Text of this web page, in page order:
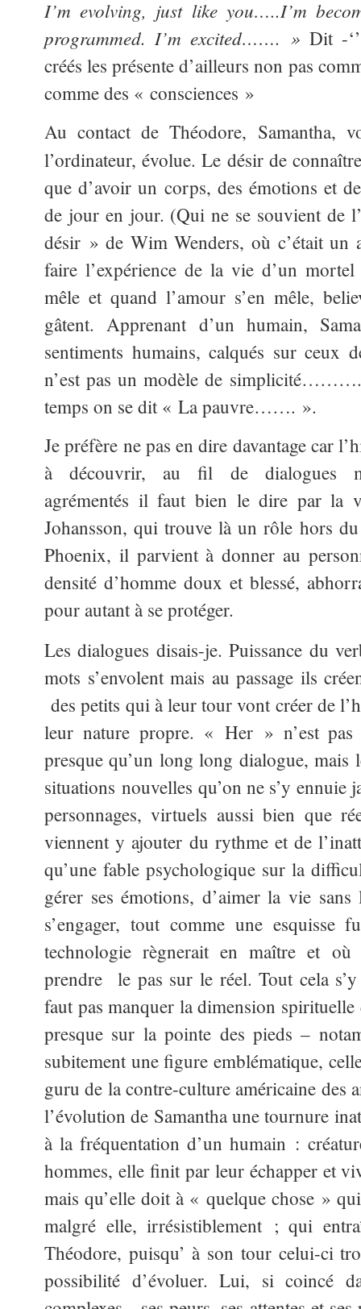
I’m evolving, just like you…..I’m
programmed. I’m excited……. » Dit -
créés les présente d’ailleurs non pas
comme des « consciences »
Au contact de Théodore, Samantha,
l’ordinateur, évolue. Le désir de
que d’avoir un corps, des émotions et
de jour en jour. (Qui ne se souvient de
désir » de Wim Wenders, où c’était
faire l’expérience de la vie d’un
mêle et quand l’amour s’en mêle,
gâtent. Apprenant d’un humain,
sentiments humains, calqués sur ceux
n’est pas un modèle de
temps on se dit « La pauvre……. ».
Je préfère ne pas en dire davantage car
à découvrir, au fil de dialogues
agrémentés il faut bien le dire par la
Johansson, qui trouve là un rôle hors
Phoenix, il parvient à donner au
densité d’homme doux et blessé,
pour autant à se protéger.
Les dialogues disais-je. Puissance du
mots s’envolent mais au passage ils
des petits qui à leur tour vont créer de
leur nature propre. « Her » n’est pas
presque qu’un long long dialogue,
situations nouvelles qu’on ne s’y ennuie
personnages, virtuels aussi bien que
viennent y ajouter du rythme et de
qu’une fable psychologique sur la
gérer ses émotions, d’aimer la vie
s’engager, tout comme une esquisse
technologie règnerait en maître et
prendre le pas sur le réel. Tout cela
faut pas manquer la dimension
presque sur la pointe des pieds –
subitement une figure emblématique,
guru de la contre-culture américaine des
l’évolution de Samantha une tournure
à la fréquentation d’un humain :
hommes, elle finit par leur échapper et
mais qu’elle doit à « quelque chose »
malgré elle, irrésistiblement ; qui
Théodore, puisqu’ à son tour celui-ci
possibilité d’évoluer. Lui, si coincé